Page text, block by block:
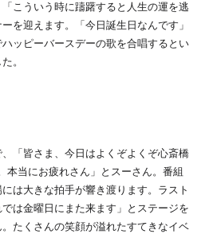
こういう時に躊躇すると人生の運を逃
を迎えます。「今日誕生日なんです」
ッピーバースデーの歌を合唱するとい
。
「皆さま、今日はよくぞよくぞ心斎橋
本当にお疲れさん」とスーさん。番組
は大きな拍手が響き渡ります。ラスト
は金曜日にまた来ます」とステージを
たくさんの笑顔が溢れたすてきなイベ